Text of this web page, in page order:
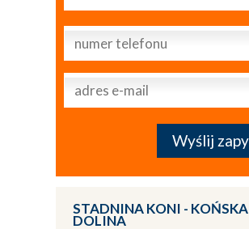
STADNINA KONI - KOŃSKA
DOLINA